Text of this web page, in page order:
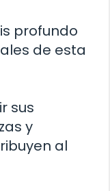
profundo
de esta
sus
y
al